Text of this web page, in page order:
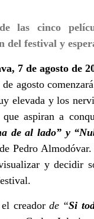
las cinco
del festival y
7 de agosto de
agosto
elevada y los
aspiran a
de al lado” y
Pedro
y decidir
el creador de “Si